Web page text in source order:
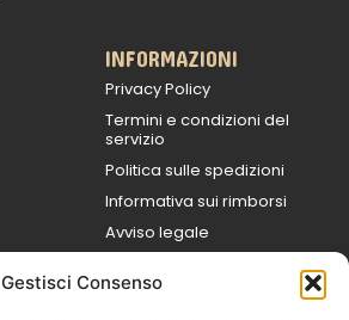
Gestisci Consenso
INFORMAZIONI
Privacy Policy
Termini e condizioni del
servizio
Politica sulle spedizioni
Informativa sui rimborsi
Avviso legale
9:00